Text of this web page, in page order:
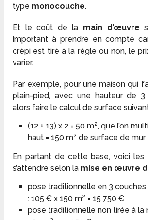
type monocouche.
Et le coût de la main d’œuvre
important à prendre en compte
crépi est tiré à la règle ou non, le
varier.
Par exemple, pour une maison qui
plain-pied, avec une hauteur de
alors faire le calcul de surface
(12 + 13) x 2 = 50 m², que l’on
haut = 150 m² de surface de mur
En partant de cette base, voici les
s’attendre selon la mise en œuvre
pose traditionnelle en 3 couches
: 105 € x 150 m² = 15 750 €
pose traditionnelle non tirée à la